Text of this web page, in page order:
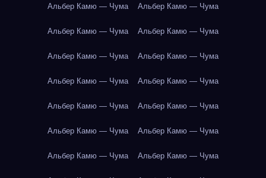
Альбер Камю — Чума Альбер Камю — Чума
Альбер Камю — Чума Альбер Камю — Чума
Альбер Камю — Чума Альбер Камю — Чума
Альбер Камю — Чума Альбер Камю — Чума
Альбер Камю — Чума Альбер Камю — Чума
Альбер Камю — Чума Альбер Камю — Чума
Альбер Камю — Чума Альбер Камю — Чума